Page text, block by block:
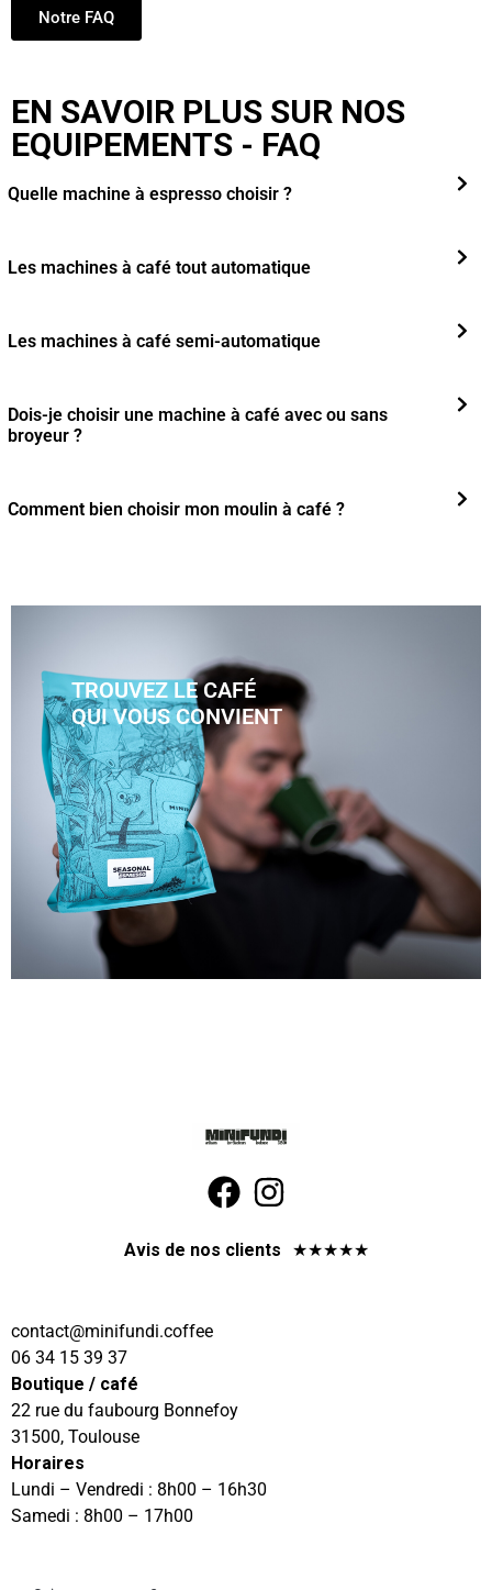
Notre FAQ
EN SAVOIR PLUS SUR NOS
EQUIPEMENTS - FAQ
Quelle machine à espresso choisir ?
Les machines à café tout automatique
Les machines à café semi-automatique
Dois-je choisir une machine à café avec ou sans
broyeur ?
Comment bien choisir mon moulin à café ?
TROUVEZ LE CAFÉ
QUI VOUS CONVIENT
Avis de nos clients ★★★★★
eeffoc.idnufinim
@tcatnoc
06 34 15 39 37
Boutique / café
22 rue du faubourg Bonnefoy
31500, Toulouse
Horaires
Lundi – Vendredi : 8h00 – 16h30
Samedi : 8h00 – 17h00